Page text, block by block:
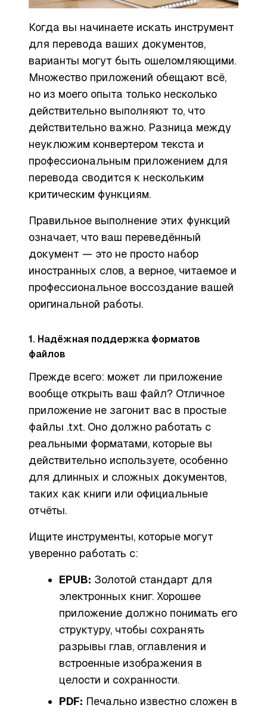
Когда вы начинаете искать инструмент
для перевода ваших документов,
варианты могут быть ошеломляющими.
Множество приложений обещают всё,
но из моего опыта только несколько
действительно выполняют то, что
действительно важно. Разница между
неуклюжим конвертером текста и
профессиональным приложением для
перевода сводится к нескольким
критическим функциям.
Правильное выполнение этих функций
означает, что ваш переведённый
документ — это не просто набор
иностранных слов, а верное, читаемое и
профессиональное воссоздание вашей
оригинальной работы.
1. Надёжная поддержка форматов
файлов
Прежде всего: может ли приложение
вообще открыть ваш файл? Отличное
приложение не загонит вас в простые
файлы .txt. Оно должно работать с
реальными форматами, которые вы
действительно используете, особенно
для длинных и сложных документов,
таких как книги или официальные
отчёты.
Ищите инструменты, которые могут
уверенно работать с:
EPUB: Золотой стандарт для
электронных книг. Хорошее
приложение должно понимать его
структуру, чтобы сохранять
разрывы глав, оглавления и
встроенные изображения в
целости и сохранности.
PDF: Печально известно сложен в